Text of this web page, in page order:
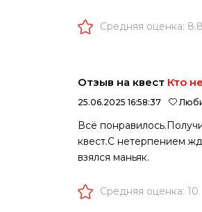
Средняя оценка: 8.8
Отзыв на квест Кто
25.06.2025 16:58:37
Всё
квест.С нетерпением
взялся маньяк.
Средняя оценка: 10